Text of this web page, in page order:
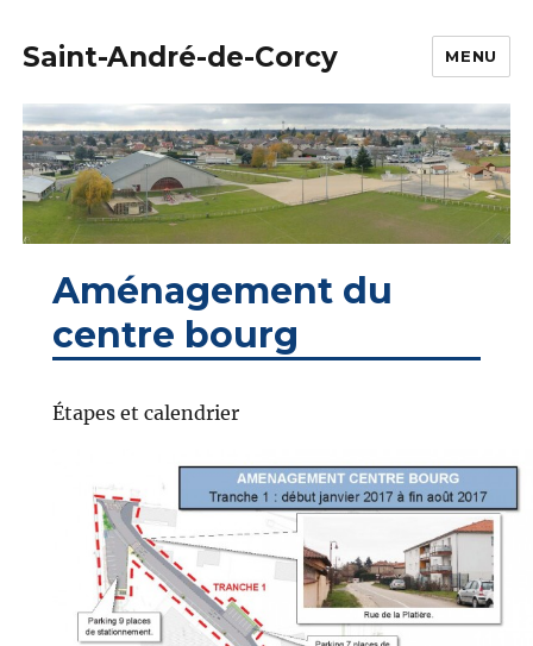
Saint-André-de-Corcy MENU
Aménagement du
centre bourg
Étapes et calendrier